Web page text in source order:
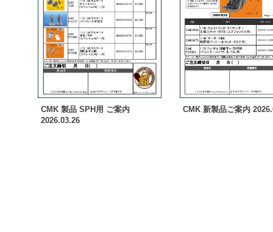
CMK 製品 SPH用 ご案内
2026.03.26
CMK 新製品ご案内